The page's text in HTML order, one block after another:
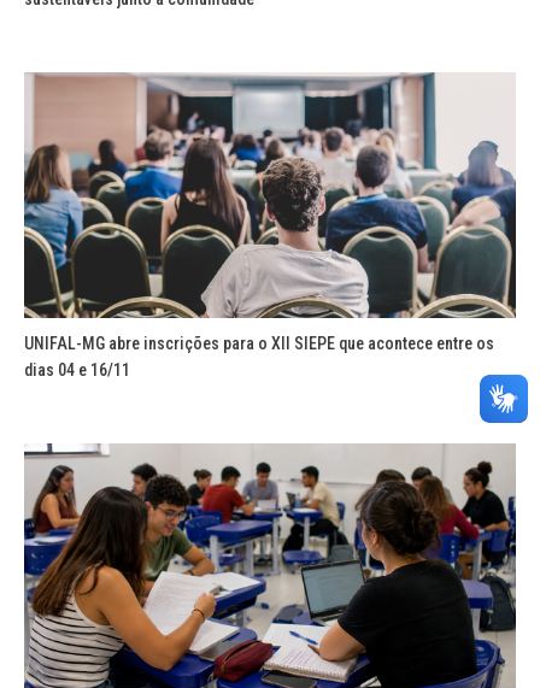
UNIFAL-MG abre inscrições para o XII SIEPE que acontece entre os
dias 04 e 16/11